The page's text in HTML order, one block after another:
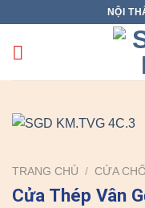
content
NỘI
TRANG CHỦ / CỬA
Cửa Thép Vân